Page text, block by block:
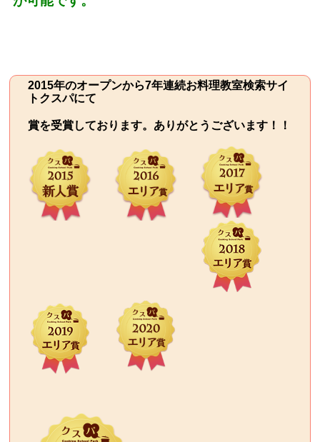
2015年のオープンから7年連続お料理教室検索サイ
トクスパにて
賞を受賞しております。ありがとうございます！！